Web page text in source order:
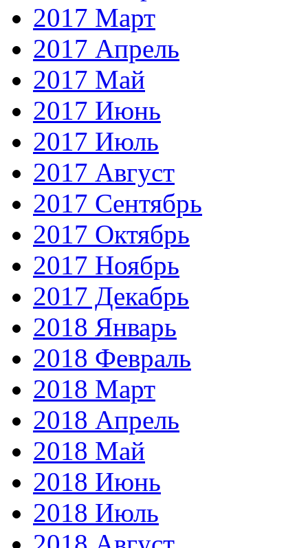
2017 Март
2017 Апрель
2017 Май
2017 Июнь
2017 Июль
2017 Август
2017 Сентябрь
2017 Октябрь
2017 Ноябрь
2017 Декабрь
2018 Январь
2018 Февраль
2018 Март
2018 Апрель
2018 Май
2018 Июнь
2018 Июль